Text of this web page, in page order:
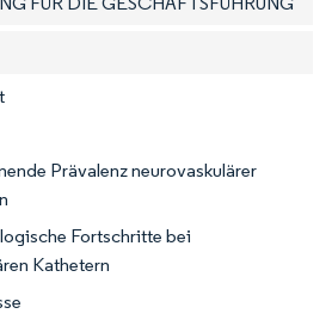
Prävalenz neurovaskulärer
Fortschritte bei
Kathetern